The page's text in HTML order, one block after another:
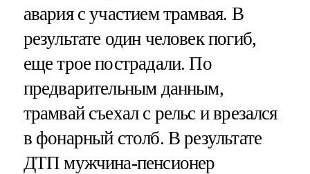
авария с участием трамвая. В
результате один человек погиб,
еще трое пострадали. По
предварительным данным,
трамвай съехал с рельс и врезался
в фонарный столб. В результате
ДТП мужчина-пенсионер